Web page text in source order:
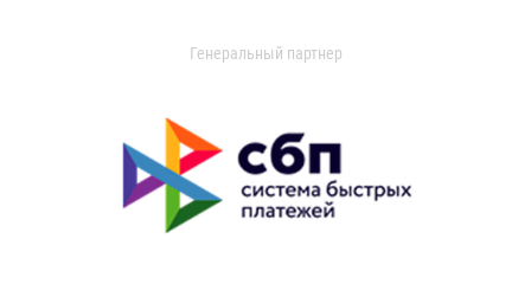
Генеральный партнер